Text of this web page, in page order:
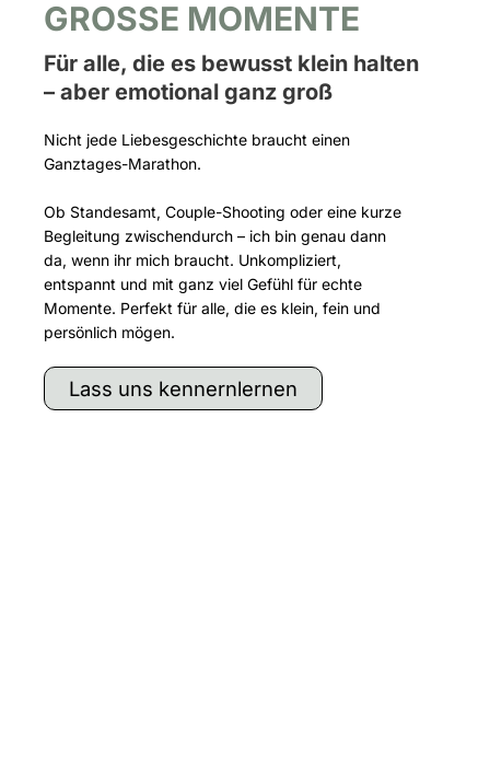
GROSSE MOMENTE
Für alle, die es bewusst klein halten
– aber emotional ganz groß
Nicht jede Liebesgeschichte braucht einen
Ganztages-Marathon.
Ob Standesamt, Couple-Shooting oder eine kurze
Begleitung zwischendurch – ich bin genau dann
da, wenn ihr mich braucht. Unkompliziert,
entspannt und mit ganz viel Gefühl für echte
Momente. Perfekt für alle, die es klein, fein und
persönlich mögen.
Lass uns kennernlernen